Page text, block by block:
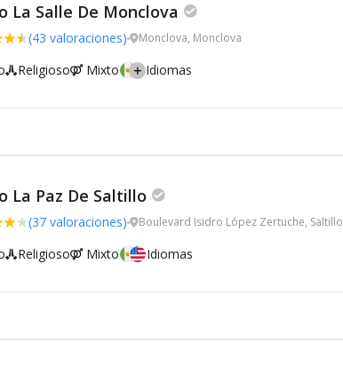
La Salle De Monclova
(43 valoraciones) Monclova, Monclova
Religioso Mixto Idiomas
La Paz De Saltillo
(37 valoraciones) Boulevard Isidro López Zertuche, Saltillo
Religioso Mixto Idiomas